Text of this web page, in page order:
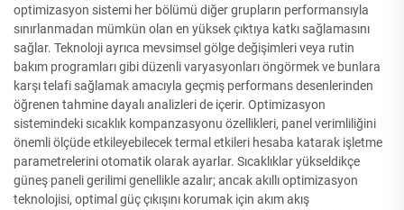
optimizasyon sistemi her bölümü diğer grupların performansıyla
sınırlanmadan mümkün olan en yüksek çıktıya katkı sağlamasını
sağlar. Teknoloji ayrıca mevsimsel gölge değişimleri veya rutin
bakım programları gibi düzenli varyasyonları öngörmek ve bunlara
karşı telafi sağlamak amacıyla geçmiş performans desenlerinden
öğrenen tahmine dayalı analizleri de içerir. Optimizasyon
sistemindeki sıcaklık kompanzasyonu özellikleri, panel verimliliğini
önemli ölçüde etkileyebilecek termal etkileri hesaba katarak işletme
parametrelerini otomatik olarak ayarlar. Sıcaklıklar yükseldikçe
güneş paneli gerilimi genellikle azalır; ancak akıllı optimizasyon
teknolojisi, optimal güç çıkışını korumak için akım akış